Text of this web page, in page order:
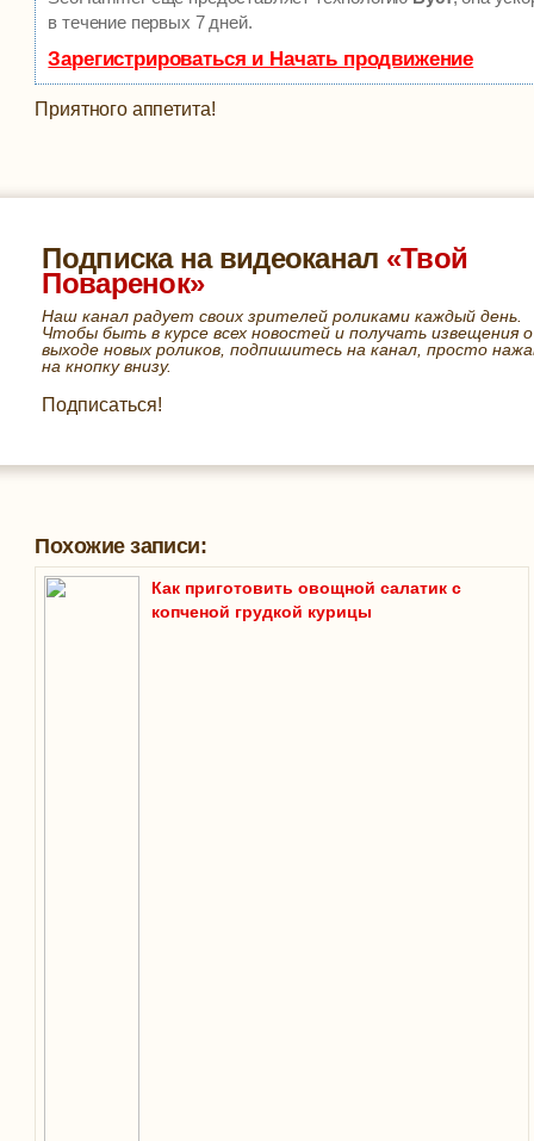
в течение первых 7 дней.
Зарегистрироваться и Начать продвижение
Приятного аппетита!
Подписка на видеоканал «Твой
Поваренок»
Наш канал радует своих зрителей роликами каждый день.
Чтобы быть в курсе всех новостей и получать извещения о
выходе новых роликов, подпишитесь на канал, просто
на кнопку внизу.
Подписаться!
Похожие записи:
Как приготовить овощной салатик с
копченой грудкой курицы